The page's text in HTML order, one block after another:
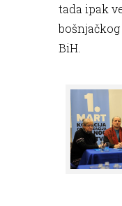
tada ipak
BiH.